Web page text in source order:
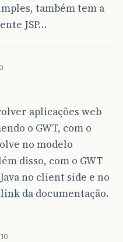
também tem a
JSP…
aplicações web
o GWT, com o
no modelo
disso, com o GWT
no client side e no
link da documentação.